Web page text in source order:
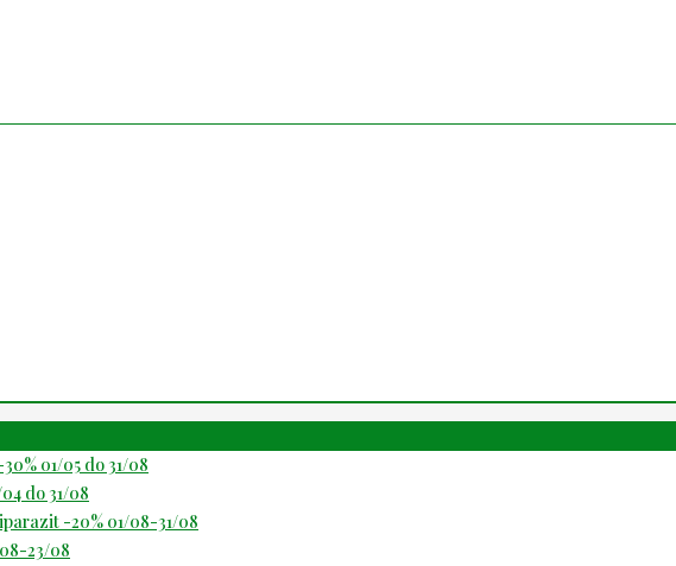
01/05 do 31/08
do 31/08
-20% 01/08-31/08
23/08